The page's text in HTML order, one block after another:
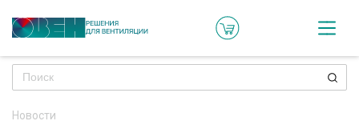
Новости